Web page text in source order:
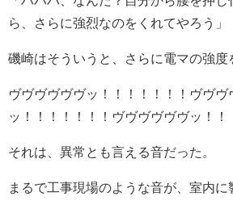
ら、さらに強烈なのをくれてやろう」
磯崎はそういうと、さらに電マの強度
ヴヴヴヴヴヴッ！！！！！！！ヴヴヴ
ッ！！！！！！！ヴヴヴヴヴヴッ！！
それは、異常とも言える音だった。
まるで工事現場のような音が、室内に